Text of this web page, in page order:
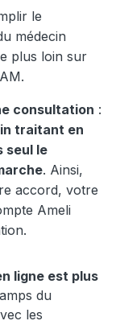
le
médecin
plus loin sur
consultation :
traitant en
seul le
. Ainsi,
accord, votre
Ameli
ligne est plus
du
les